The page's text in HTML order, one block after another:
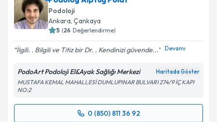
E-posta Adresiniz
Metni'ni okudum ve kişisel verilerimin belirtilen
kapsamda işlenmesini kabul ediyorum.
Takvim Talebini Gönder
Podoloji
Ankara, Çankaya
5 (26 Değerlendirme)
İlgili. . Bilgili ve Titiz bir Dr. . Kendinizi güvende... Devamı
PodoArt Podoloji El&Ayak Sağlığı Merkezi Haritada Göster
MUSTAFA KEMAL MAHALLESİ DUMLUPINAR BULVARI 274/9 İÇ KAPI
NO:2
0 (850) 811 36 92
Randevu Takvimi Talebi